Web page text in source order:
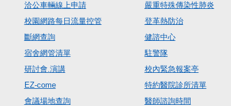
洽公車輛線上申請
校園網路每日流量控管
斷網查詢
宿舍網管清單
研討會.演講
EZ-come
會議場地查詢
嚴重特殊傳染性肺炎
登革熱防治
健諮中心
駐警隊
校內緊急報案亭
特約醫院診所清單
醫師諮詢時間